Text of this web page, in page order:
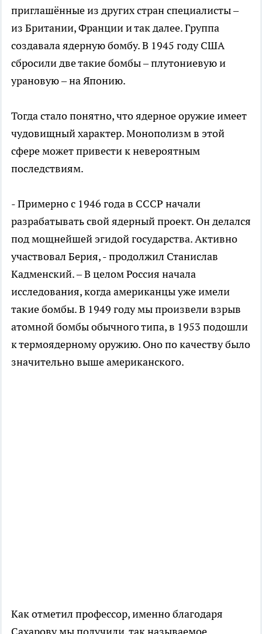
приглашённые из других стран специалисты –
из Британии, Франции и так далее. Группа
создавала ядерную бомбу. В 1945 году США
сбросили две такие бомбы – плутониевую и
урановую – на Японию.
Тогда стало понятно, что ядерное оружие имеет
чудовищный характер. Монополизм в этой
сфере может привести к невероятным
последствиям.
- Примерно с 1946 года в СССР начали
разрабатывать свой ядерный проект. Он делался
под мощнейшей эгидой государства. Активно
участвовал Берия, - продолжил Станислав
Кадменский. – В целом Россия начала
исследования, когда американцы уже имели
такие бомбы. В 1949 году мы произвели взрыв
атомной бомбы обычного типа, в 1953 подошли
к термоядерному оружию. Оно по качеству было
значительно выше американского.
Как отметил профессор, именно благодаря
Сахарову мы получили, так называемое